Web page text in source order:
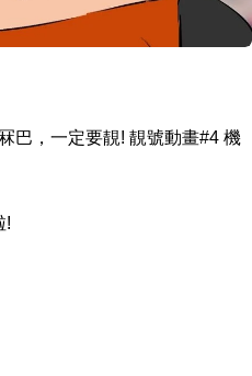
巴，一定要靚! 靚號動畫#4 機
!